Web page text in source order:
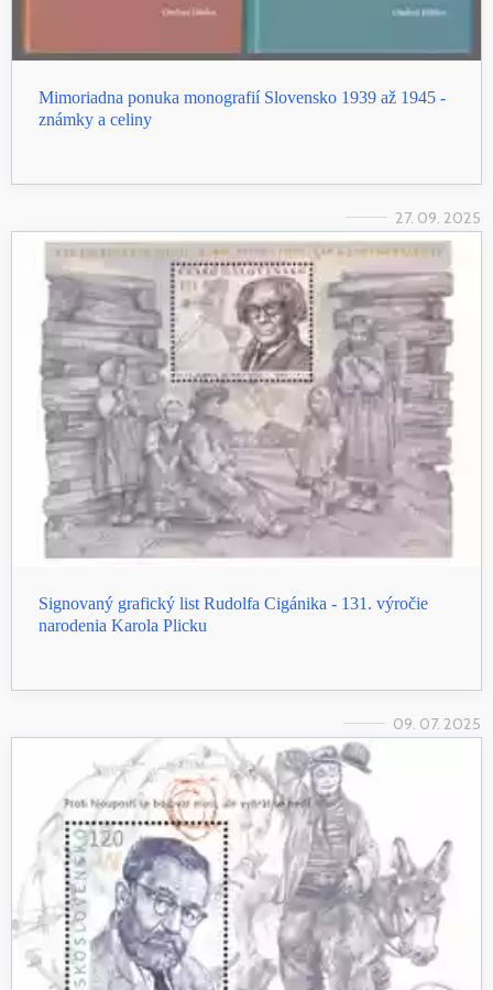
Mimoriadna ponuka monografií Slovensko 1939 až 1945 -
známky a celiny
27. 09. 2025
Signovaný grafický list Rudolfa Cigánika - 131. výročie
narodenia Karola Plicku
09. 07. 2025